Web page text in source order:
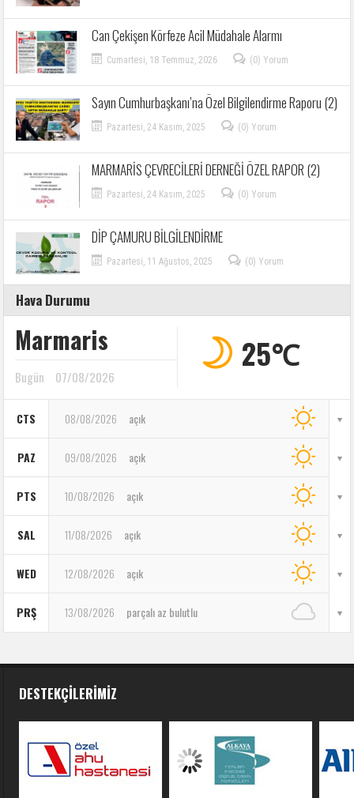
Can Çekişen Körfeze Acil Müdahale Alarmı
Cumartesi, 18 Temmuz, 2026 (0) Yorum
Sayın Cumhurbaşkanı’na Özel Bilgilendirme Raporu (2)
Pazartesi, 24 Kasım, 2025 (0) Yorum
MARMARİS ÇEVRECİLERİ DERNEĞİ ÖZEL RAPOR (2)
Pazartesi, 24 Kasım, 2025 (0) Yorum
DİP ÇAMURU BİLGİLENDİRME
Pazartesi, 11 Ağustos, 2025 (0) Yorum
Hava Durumu
Marmaris
Bugün 07/08/2026
25℃
CTS 08/08/2026 açık
PAZ 09/08/2026 açık
PTS 10/08/2026 açık
SAL 11/08/2026 açık
WED 12/08/2026 açık
PRŞ 13/08/2026 parçalı az bulutlu
DESTEKÇILERIMIZ